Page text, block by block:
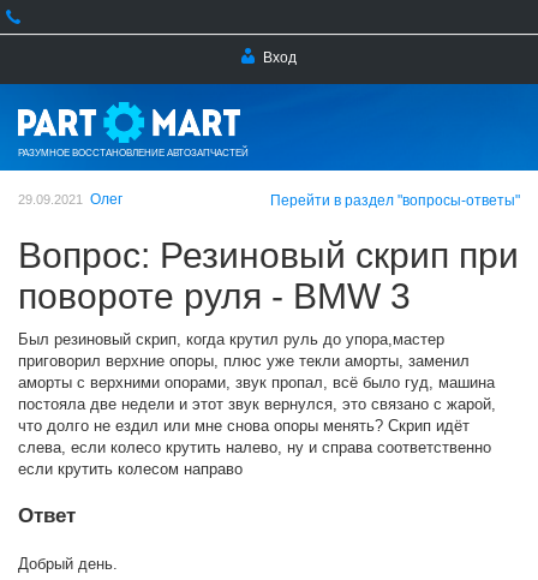
Вход
РАЗУМНОЕ ВОССТАНОВЛЕНИЕ АВТОЗАПЧАСТЕЙ
29.09.2021 Олег Перейти в раздел "вопросы-ответы"
Вопрос: Резиновый скрип при
повороте руля - BMW 3
Был резиновый скрип, когда крутил руль до упора,мастер
приговорил верхние опоры, плюс уже текли аморты, заменил
аморты с верхними опорами, звук пропал, всё было гуд, машина
постояла две недели и этот звук вернулся, это связано с жарой,
что долго не ездил или мне снова опоры менять? Скрип идёт
слева, если колесо крутить налево, ну и справа соответственно
если крутить колесом направо
Ответ
Добрый день.